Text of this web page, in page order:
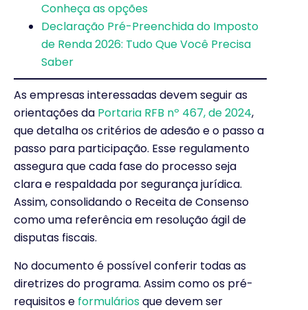
Conheça as opções
Declaração Pré-Preenchida do Imposto
de Renda 2026: Tudo Que Você Precisa
Saber
As empresas interessadas devem seguir as
orientações da Portaria RFB nº 467, de 2024,
que detalha os critérios de adesão e o passo a
passo para participação. Esse regulamento
assegura que cada fase do processo seja
clara e respaldada por segurança jurídica.
Assim, consolidando o Receita de Consenso
como uma referência em resolução ágil de
disputas fiscais.
No documento é possível conferir todas as
diretrizes do programa. Assim como os pré-
requisitos e formuláriosque devem ser